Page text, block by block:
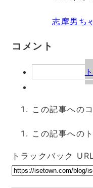
志摩男ち
コメント
この記事への
この記事への
トラックバック URL